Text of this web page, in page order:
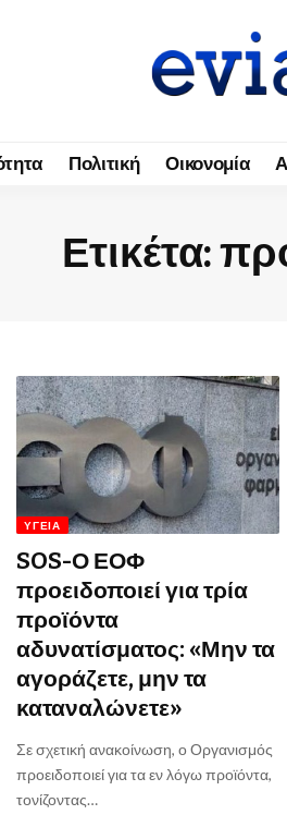
Πολιτική Οικονομία
Ετικέτα:
ΥΓΕΊΑ
SOS-Ο ΕΟΦ
προειδοποιεί για τρία
προϊόντα
αδυνατίσματος: «Μην τα
αγοράζετε, μην τα
καταναλώνετε»
Σε σχετική ανακοίνωση, ο Οργανισμός
προειδοποιεί για τα εν λόγω προϊόντα,
τονίζοντας…